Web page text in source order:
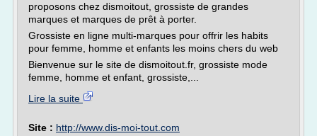
proposons chez dismoitout, grossiste de grandes
marques et marques de prêt à porter.
Grossiste en ligne multi-marques pour offrir les habits
pour femme, homme et enfants les moins chers du web
Bienvenue sur le site de dismoitout.fr, grossiste mode
femme, homme et enfant, grossiste,...
Lire la suite
Site : http://www.dis-moi-tout.com